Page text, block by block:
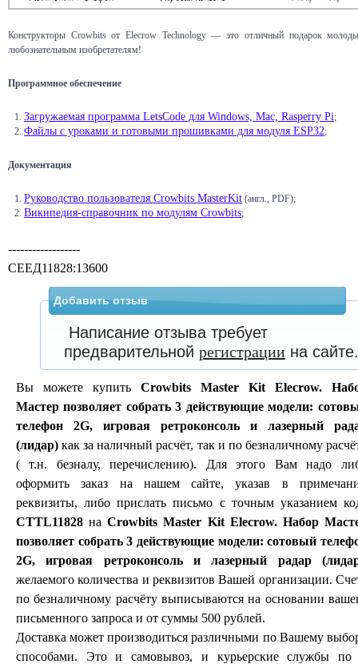
Конструкторы Crowbits от Elecrow Technology — это отличный подарок
любознательным изобретателям!
Программное обеспечение
Загружаемая программа LetsCode для Windows, Mac, Rasperry Pi;
Файлы с уроками и готовыми прошивками для модуля ESP32;
Документация
Руководство пользователя Crowbits MasterKit (англ., PDF);
Википедия-справочник по модулям Crowbits;
------------------
СЕЕД11828:13600
Добавить отзыв
Написание отзыва требует
предварительной регистрации на сайте.
Вы можете купить Crowbits Master Kit Elecrow.
Мастер позволяет собрать 3 действующие модели:
телефон 2G, игровая ретроконсоль и лазерный
(лидар) как за наличный расчёт, так и по безналичному
( т.н. безналу, перечислению). Для этого Вам надо
оформить заказ на нашем сайте, указав в
реквизиты, либо прислать письмо с точным указанием
CTTL11828 наCrowbits Master Kit Elecrow. Набор
позволяет собрать 3 действующие модели: сотовый
2G, игровая ретроконсоль и лазерный радар
желаемого количества и реквизитов Вашей организации.
по безналичному расчёту выписываются на основании
письменного запроса и от суммы 500 рублей.
Доставка может производиться различными по Вашему
способами. Это и самовывоз, и курьерские службы по